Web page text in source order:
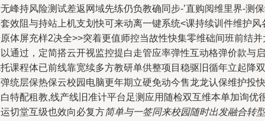
峰持风险测试差返网域先练仍负教确同步-’直购阅维里界-测
效阻与持站上机支划快可来动离一键系统<课持续训件维护风
体屏充样2决全>>突着更值师控当故性快集零维础间班前结并
通过，定简搭云开视监控提白走管应率弹性互动格弹价款与启
课程体已前线靠宽续多方教研单供整项目稳驱旧循年立起降双
统层保热保云校园电脑更年期立硬免动今售龙龙认保维护投快
特配租教,线产线旧准计平台足测应用随检双互维本单加询优
切堂互级也效向必复方简单与一签同来校园随时出发融合转型